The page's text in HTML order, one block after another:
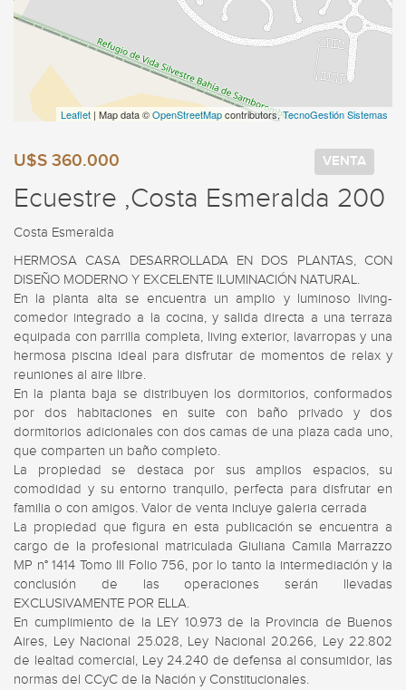
Leaflet | Map data ©OpenStreetMapcontributors,TecnoGestión Sistemas
U$S 360.000 VENTA
Ecuestre ,Costa Esmeralda 200
Costa Esmeralda
HERMOSA CASA DESARROLLADA EN DOS PLANTAS, CON
DISEÑO MODERNO Y EXCELENTE ILUMINACIÓN NATURAL.
En la planta alta se encuentra un amplio y luminoso living-
comedor integrado a la cocina, y salida directa a una terraza
equipada con parrilla completa, living exterior, lavarropas y una
hermosa piscina ideal para disfrutar de momentos de relax y
reuniones al aire libre.
En la planta baja se distribuyen los dormitorios, conformados
por dos habitaciones en suite con baño privado y dos
dormitorios adicionales con dos camas de una plaza cada uno,
que comparten un baño completo.
La propiedad se destaca por sus amplios espacios, su
comodidad y su entorno tranquilo, perfecta para disfrutar en
familia o con amigos. Valor de venta incluye galeria cerrada
La propiedad que figura en esta publicación se encuentra a
cargo de la profesional matriculada Giuliana Camila Marrazzo
MP n° 1414 Tomo III Folio 756, por lo tanto la intermediación y la
conclusión de las operaciones serán llevadas
EXCLUSIVAMENTE POR ELLA.
En cumplimiento de la LEY 10.973 de la Provincia de Buenos
Aires, Ley Nacional 25.028, Ley Nacional 20.266, Ley 22.802
de lealtad comercial, Ley 24.240 de defensa al consumidor, las
normas del CCyC de la Nación y Constitucionales.